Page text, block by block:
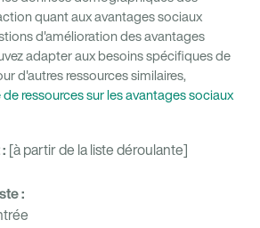
quant aux avantages sociaux
d'amélioration des avantages
adapter aux besoins spécifiques de
d'autres ressources similaires,
ressources sur les avantages sociaux
[à partir de la liste déroulante]
: